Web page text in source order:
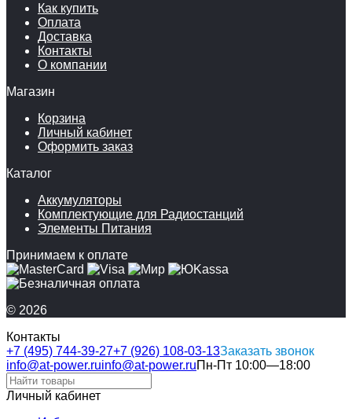
Как купить
Оплата
Доставка
Контакты
О компании
Магазин
Корзина
Личный кабинет
Оформить заказ
Каталог
Аккумуляторы
Комплектующие для Радиостанций
Элементы Питания
Принимаем к оплате
© 2026
Контакты
+7 (495) 744-39-27+7 (926) 108-03-13Заказать звонок
info@at-power.ruinfo@at-power.ruПн-Пт 10:00—18:00
Личный кабинет